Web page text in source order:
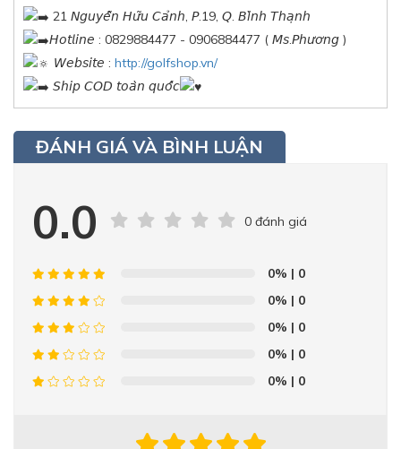
21 𝘕𝘨𝘶𝘺𝘦̂̃𝘯 𝘏𝘶̛̃𝘶 𝘊𝘢̉𝘯𝘩, 𝘗.19, 𝘘. 𝘉𝘪̀𝘯𝘩 𝘛𝘩𝘢̣𝘯𝘩
𝘏𝘰𝘵𝘭𝘪𝘯𝘦 : 0829884477 - 0906884477 ( 𝘔𝘴.𝘗𝘩𝘶̛𝘰̛𝘯𝘨 )
𝘞𝘦𝘣𝘴𝘪𝘵𝘦 : http://golfshop.vn/
𝘚𝘩𝘪𝘱 𝘊𝘖𝘋 𝘵𝘰𝘢̀𝘯 𝘲𝘶𝘰̂́𝘤
ĐÁNH GIÁ VÀ BÌNH LUẬN
0.0 0 đánh giá
0% | 0
0% | 0
0% | 0
0% | 0
0% | 0